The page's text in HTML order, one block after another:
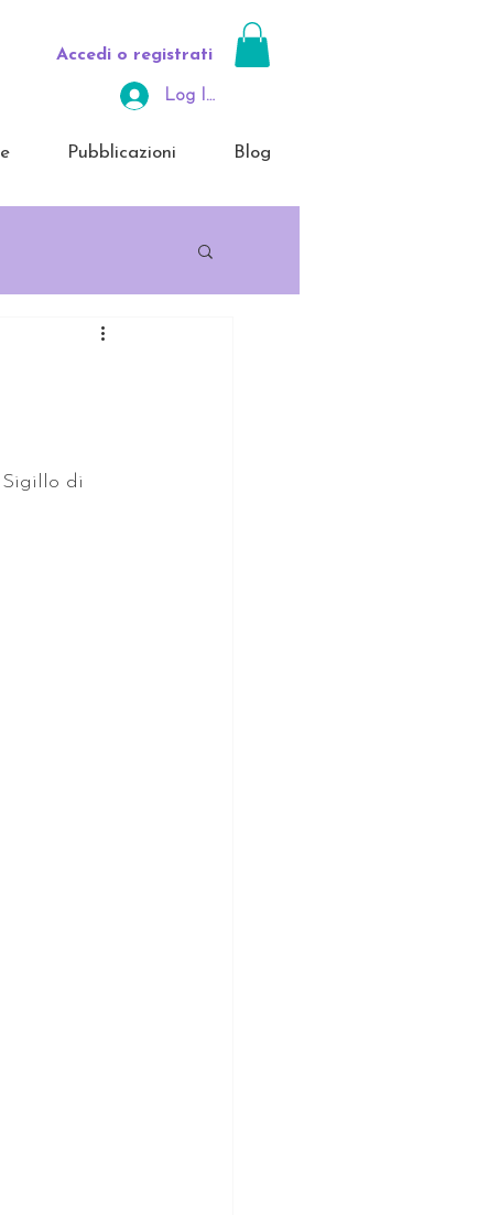
Log In Area Riservata
Accedi o registrati
Pubblicazioni Blog
Sigillo di